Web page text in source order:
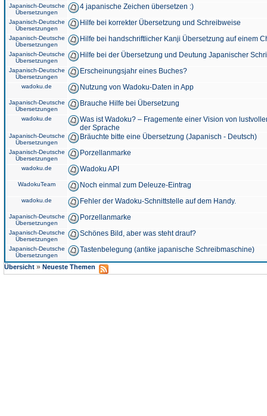
Japanisch-Deutsche
Übersetzungen
4 japanische Zeichen übersetzen :)
Japanisch-Deutsche
Übersetzungen
Hilfe bei korrekter Übersetzung und Schreibweise
Japanisch-Deutsche
Übersetzungen
Hilfe bei handschriftlicher Kanji Übersetzung auf einem
Japanisch-Deutsche
Übersetzungen
Hilfe bei der Übersetzung und Deutung Japanischer
Japanisch-Deutsche
Übersetzungen
Erscheinungsjahr eines Buches?
wadoku.de Nutzung von Wadoku-Daten in App
Japanisch-Deutsche
Übersetzungen
Brauche Hilfe bei Übersetzung
wadoku.de
Was ist Wadoku? – Fragemente einer Vision von
der Sprache
Japanisch-Deutsche
Übersetzungen
Bräuchte bitte eine Übersetzung (Japanisch - Deutsch)
Japanisch-Deutsche
Übersetzungen
Porzellanmarke
wadoku.de Wadoku API
WadokuTeam Noch einmal zum Deleuze-Eintrag
wadoku.de Fehler der Wadoku-Schnittstelle auf dem Handy.
Japanisch-Deutsche
Übersetzungen
Porzellanmarke
Japanisch-Deutsche
Übersetzungen
Schönes Bild, aber was steht drauf?
Japanisch-Deutsche
Übersetzungen
Tastenbelegung (antike japanische Schreibmaschine)
Übersicht » Neueste Themen